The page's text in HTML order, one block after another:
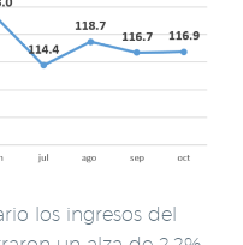
los ingresos del